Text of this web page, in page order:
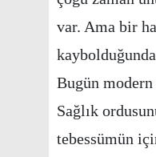
var. Ama bir
Bugün modern
Sağlık
tebessümün